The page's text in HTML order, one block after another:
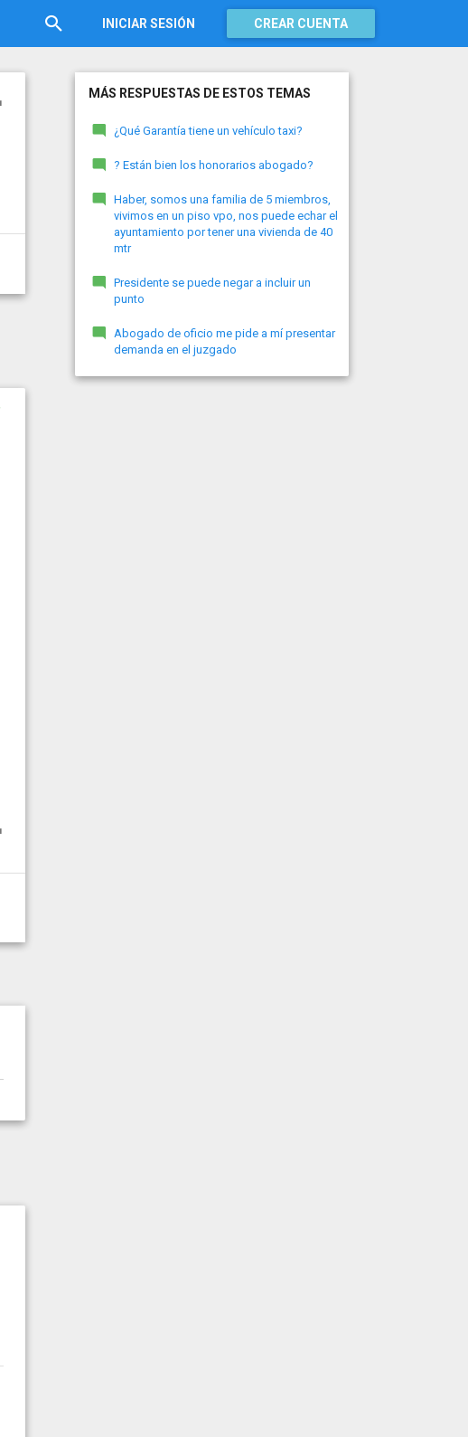
INICIAR SESIÓN CREAR CUENTA
MÁS RESPUESTAS DE ESTOS TEMAS
¿Qué Garantía tiene un vehículo taxi?
? Están bien los honorarios abogado?
Haber, somos una familia de 5 miembros,
vivimos en un piso vpo, nos puede echar el
ayuntamiento por tener una vivienda de 40
mtr
Presidente se puede negar a incluir un
punto
Abogado de oficio me pide a mí presentar
demanda en el juzgado